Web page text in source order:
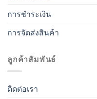
การชำระเงิน
การจัดส่งสินค้า
ลูกค้าสัมพันธ์
ติดต่อเรา